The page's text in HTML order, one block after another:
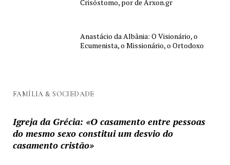
Crisóstomo, por de Arxon.gr
Anastácio da Albânia: O Visionário, o
Ecumenista, o Missionário, o Ortodoxo
FAMÍLIA & SOCIEDADE
Igreja da Grécia: «O casamento entre pessoas
do mesmo sexo constitui um desvio do
casamento cristão»